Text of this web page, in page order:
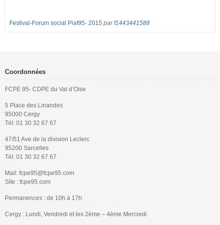
Festival-Forum social Piaf95- 2015 parf1443441588
Coordonnées
FCPE 95- CDPE du Val d’Oise
5 Place des Linandes
95000 Cergy
Tél: 01 30 32 67 67
47/51 Ave de la division Leclerc
95200 Sarcelles
Tél: 01 30 32 67 67
Mail: fcpe95@fcpe95.com
Site : fcpe95.com
Permanences : de 10h à 17h
Cergy : Lundi, Vendredi et les 2ème – 4ème Mercredi